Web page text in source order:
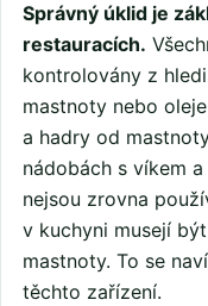
Správný úklid je
restauracích.
kontrolovány z
mastnoty nebo
a hadry od
nádobách s víkem
nejsou zrovna
v kuchyni musejí
mastnoty. To se
těchto zařízení.